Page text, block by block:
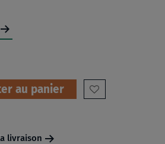
au panier
AJOUTER
livraison